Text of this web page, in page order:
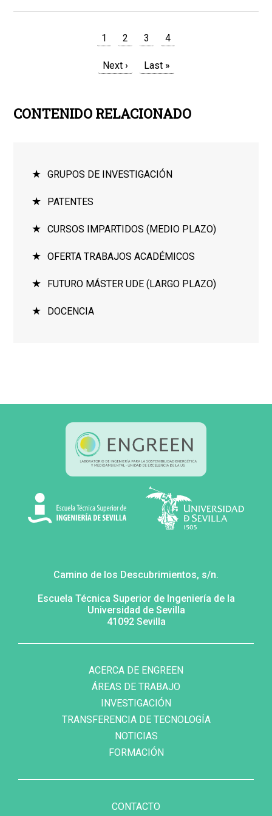
Página
1 Page
2 Page
3 Page
4
Siguiente
Next ›
Última
Last »
CONTENIDO RELACIONADO
GRUPOS DE INVESTIGACIÓN
PATENTES
CURSOS IMPARTIDOS (MEDIO PLAZO)
OFERTA TRABAJOS ACADÉMICOS
FUTURO MÁSTER UDE (LARGO PLAZO)
DOCENCIA
Camino de los Descubrimientos, s/n.
Escuela Técnica Superior de Ingeniería de la
Universidad de Sevilla
41092 Sevilla
MENÚ
ACERCA DE ENGREEN
ÁREAS DE TRABAJO
INVESTIGACIÓN
TRANSFERENCIA DE TECNOLOGÍA
NOTICIAS
FORMACIÓN
FOOTER
CONTACTO